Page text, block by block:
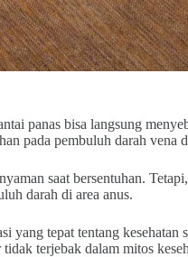
panas bisa langsung
pada pembuluh darah vena
saat bersentuhan.
darah di area anus.
yang tepat tentang kesehatan
terjebak dalam mitos